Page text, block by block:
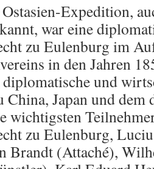
Expedition,
war eine
zu Eulenburg im
in den Jahren
und
China, Japan und dem
wichtigsten
zu Eulenburg,
Brandt (Attaché),